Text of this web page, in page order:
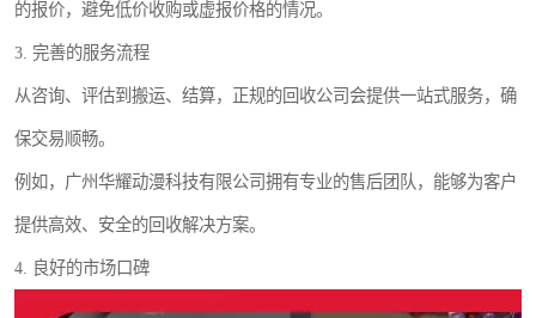
的报价，避免低价收购或虚报价格的情况。
3. 完善的服务流程
从咨询、评估到搬运、结算，正规的回收公司会提供一站式服务，确
保交易顺畅。
例如，广州华耀动漫科技有限公司拥有专业的售后团队，能够为客户
提供高效、安全的回收解决方案。
4. 良好的市场口碑